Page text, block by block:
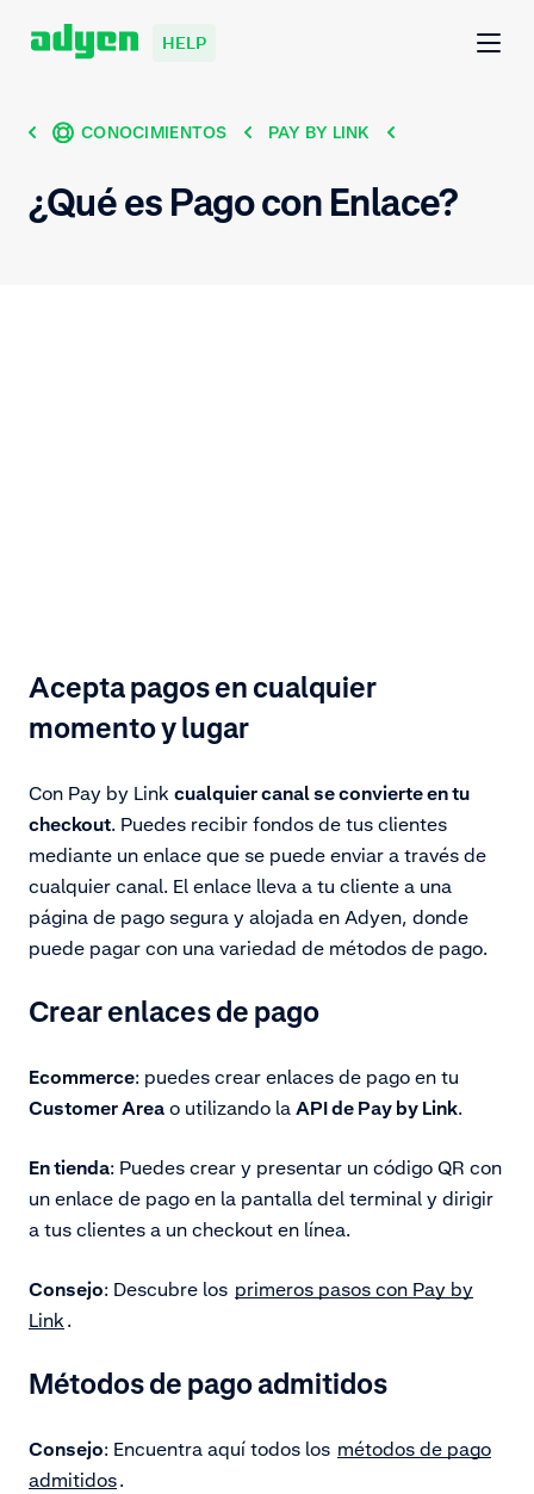
HELP
CONOCIMIENTOS PAY BY LINK
¿Qué es Pago con Enlace?
Acepta pagos en cualquier
momento y lugar
Con Pay by Link cualquier canal se convierte en tu
checkout. Puedes recibir fondos de tus clientes
mediante un enlace que se puede enviar a través de
cualquier canal. El enlace lleva a tu cliente a una
página de pago segura y alojada en Adyen, donde
puede pagar con una variedad de métodos de pago.
Crear enlaces de pago
Ecommerce: puedes crear enlaces de pago en tu
Customer Area o utilizando la API de Pay by Link.
En tienda: Puedes crear y presentar un código QR con
un enlace de pago en la pantalla del terminal y dirigir
a tus clientes a un checkout en línea.
Consejo: Descubre los primeros pasos con Pay by
Link .
Métodos de pago admitidos
Consejo: Encuentra aquí todos los métodos de pago
admitidos.